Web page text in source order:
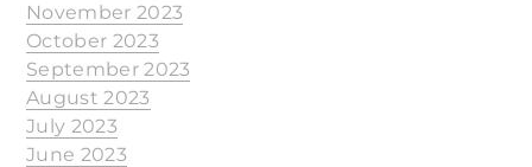
November 2023
October 2023
September 2023
August 2023
July 2023
June 2023